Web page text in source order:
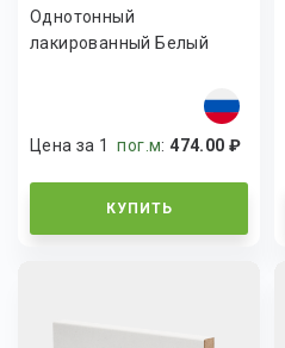
Однотонный
лакированный Белый
Цена за 1пог.м:474.00 ₽
КУПИТЬ